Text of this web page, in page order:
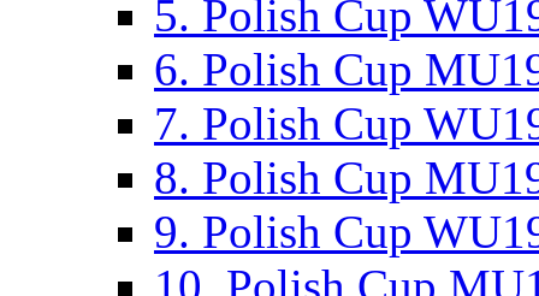
5. Polish Cup
6. Polish Cup
7. Polish Cup
8. Polish Cup
9. Polish Cup
10. Polish Cup